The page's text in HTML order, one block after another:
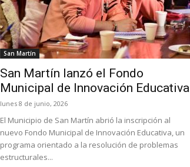
San Martín
San Martín lanzó el Fondo
Municipal de Innovación Educativa
lunes 8 de junio, 2026
El Municipio de San Martín abrió la inscripción al
nuevo Fondo Municipal de Innovación Educativa, un
programa orientado a la resolución de problemas
estructurales...